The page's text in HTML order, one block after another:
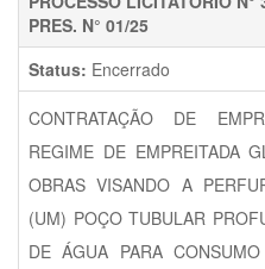
PRES. N° 01/25
Status: Encerrado
CONTRATAÇÃO DE
REGIME DE EMPREITADA
OBRAS VISANDO A
(UM) POÇO TUBULAR
DE ÁGUA PARA